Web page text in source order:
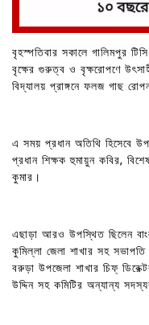
বৃহস্পতিবার সকালে গালিমপুর টিসি
বৃক্ষের গুরুত্ব ও বৃক্ষরোপণে
বিদ্যালয় প্রাঙ্গনে ফলজ গাছ
এ সময় প্রধান অতিথি হিসেবে
প্রধান শিক্ষক হুমায়ুন কবির,
কুমার।
এছাড়া আরও উপস্থিত ছিলেন
কুমিল্লা জেলা শাখার সহ
বরুড়া উপজেলা শাখার চিফ্
উদ্দিন সহ কমিটির অন্যান্য